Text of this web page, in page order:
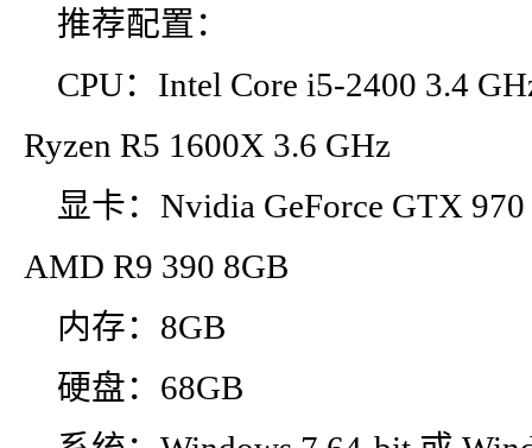
推荐配置：
CPU：Intel Core i5-2400 3.4
Ryzen R5 1600X 3.6 GHz
显卡：Nvidia GeForce GTX
AMD R9 390 8GB
内存：8GB
硬盘：68GB